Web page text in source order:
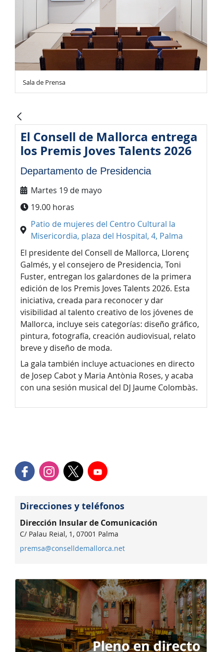
Sala de Prensa
El Consell de Mallorca entrega
los Premis Joves Talents 2026
Departamento de Presidencia
Martes 19 de mayo
19.00 horas
Patio de mujeres del Centro Cultural la
Misericordia, plaza del Hospital, 4, Palma
El presidente del Consell de Mallorca, Llorenç
Galmés, y el consejero de Presidencia, Toni
Fuster, entregan los galardones de la primera
edición de los Premis Joves Talents 2026. Esta
iniciativa, creada para reconocer y dar
visibilidad al talento creativo de los jóvenes de
Mallorca, incluye seis categorías: diseño gráfico,
pintura, fotografía, creación audiovisual, relato
breve y diseño de moda.
La gala también incluye actuaciones en directo
de Josep Cabot y Maria Antònia Roses, y acaba
con una sesión musical del DJ Jaume Colombàs.
Direcciones y teléfonos
Dirección Insular de Comunicación
C/ Palau Reial, 1, 07001 Palma
premsa@conselldemallorca.net